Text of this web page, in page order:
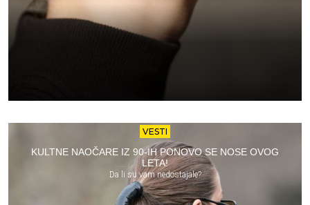
VESTI
KULTNE NAOČARE IZ 90-IH PONOVO SE NOSE OVOG
LETA!
Da li su vam nedostajale?